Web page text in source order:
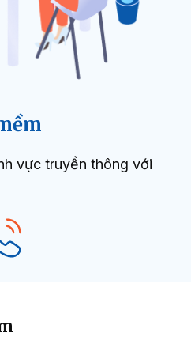
vực truyền thông với